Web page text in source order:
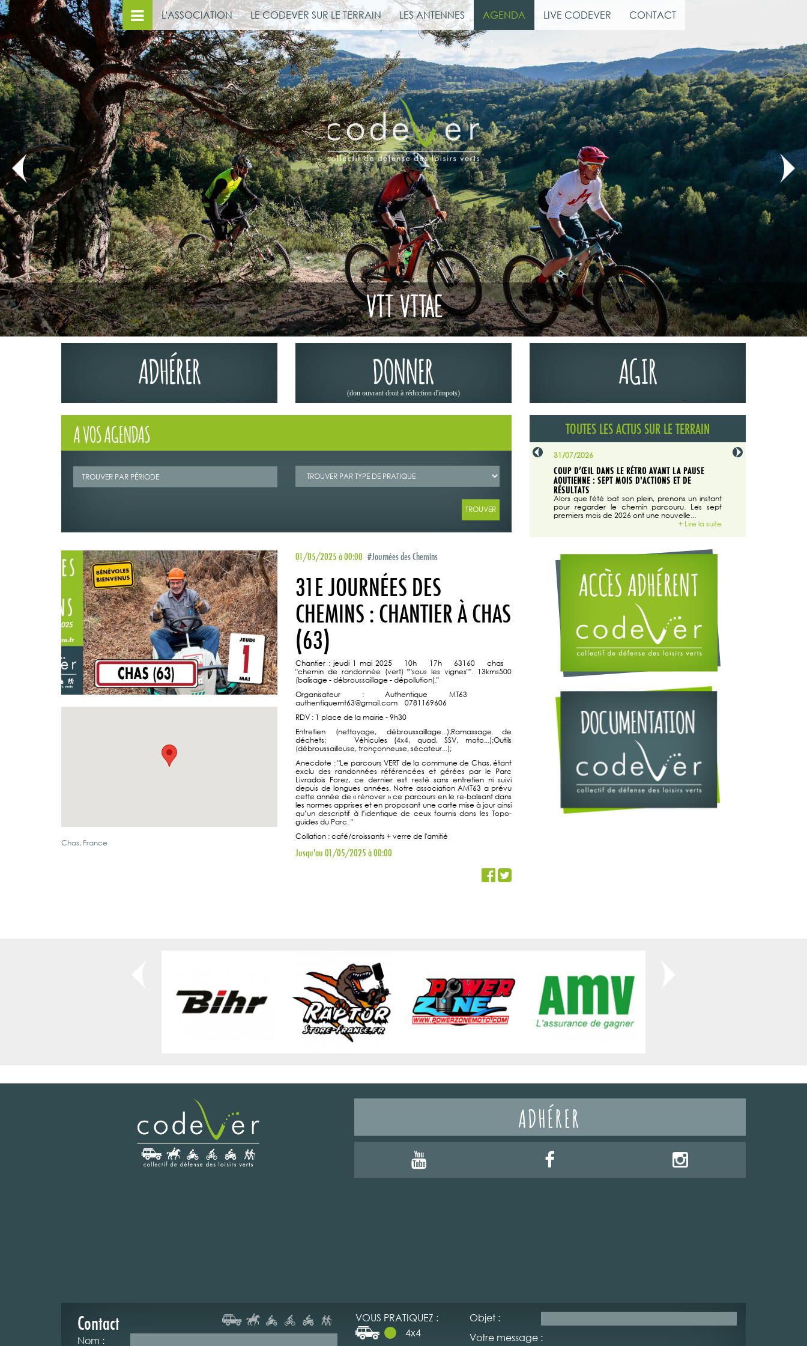
L'ASSOCIATION LE CODEVER SUR LE TERRAIN LES ANTENNES AGENDA LIVE CODEVER CONTACT
VTT VTTAE
ADHÉRER DONNER
(don ouvrant droit à réduction d'impots)
AGIR
A VOS AGENDAS
Chas, France
01/05/2025 à 00:00 #Journées des Chemins
31E JOURNÉES DES
CHEMINS : CHANTIER À CHAS
(63)
Chantier : jeudi 1 mai 2025 10h 17h 63160 chas
"chemin de randonnée (vert) ""sous les vignes"". 13kms500
(balisage - débroussaillage - dépollution)."
Organisateur : Authentique MT63
authentiquemt63@gmail.com 0781169606
RDV : 1 place de la mairie - 9h30
Entretien (nettoyage, débroussaillage...);Ramassage de
déchets; Véhicules (4x4, quad, SSV, moto...);Outils
(débroussailleuse, tronçonneuse, sécateur...);
Anecdote : "Le parcours VERT de la commune de Chas, étant
exclu des randonnées référencées et gérées par le Parc
Livradois Forez, ce dernier est resté sans entretien ni suivi
depuis de longues années. Notre association AMT63 a prévu
cette année de « rénover » ce parcours en le re-balisant dans
les normes apprises et en proposant une carte mise à jour ainsi
qu’un descriptif à l’identique de ceux fournis dans les Topo-
guides du Parc. "
Collation : café/croissants + verre de l'amitié
Jusqu'au 01/05/2025 à 00:00
TOUTES LES ACTUS SUR LE TERRAIN
LA TRIBUNE DU CODEVER DANS OFFROAD 4X4
Retrouvez la tribune du Codever dans "Off Road
INDISPENSABLE AVANT DE PARTIR EN RANDONNÉE
Depuis 2023, Météo-France met à disposition du
grand public la « météo des forêts », une carte...
31/07/2026
COUP D’ŒIL DANS LE RÉTRO AVANT LA PAUSE
AOUTIENNE : SEPT MOIS D'ACTIONS ET DE
RÉSULTATS
Alors que l'été bat son plein, prenons un instant
pour regarder le chemin parcouru. Les sept
premiers mois de 2026 ont une nouvelle...
+ Lire la suite
29/07/2026
ADHÉRER
Contact
Nom :
VOUS PRATIQUEZ :
4x4
Objet :
Votre message :